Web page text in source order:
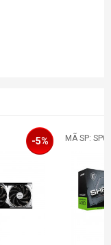
-5% MÃ SP: